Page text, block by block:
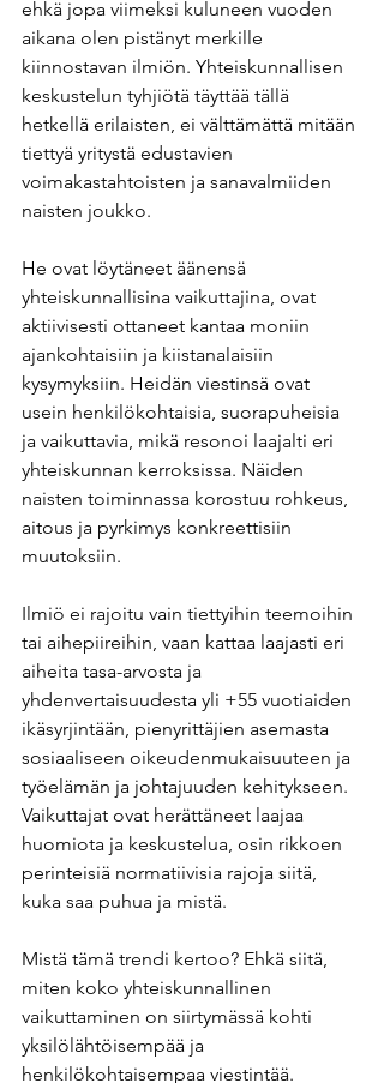
ehkä jopa viimeksi kuluneen vuoden
aikana olen pistänyt merkille
kiinnostavan ilmiön. Yhteiskunnallisen
keskustelun tyhjiötä täyttää tällä
hetkellä erilaisten, ei välttämättä mitään
tiettyä yritystä edustavien
voimakastahtoisten ja sanavalmiiden
naisten joukko.
He ovat löytäneet äänensä
yhteiskunnallisina vaikuttajina, ovat
aktiivisesti ottaneet kantaa moniin
ajankohtaisiin ja kiistanalaisiin
kysymyksiin. Heidän viestinsä ovat
usein henkilökohtaisia, suorapuheisia
ja vaikuttavia, mikä resonoi laajalti eri
yhteiskunnan kerroksissa. Näiden
naisten toiminnassa korostuu rohkeus,
aitous ja pyrkimys konkreettisiin
muutoksiin.
Ilmiö ei rajoitu vain tiettyihin teemoihin
tai aihepiireihin, vaan kattaa laajasti eri
aiheita tasa-arvosta ja
yhdenvertaisuudesta yli +55 vuotiaiden
ikäsyrjintään, pienyrittäjien asemasta
sosiaaliseen oikeudenmukaisuuteen ja
työelämän ja johtajuuden kehitykseen.
Vaikuttajat ovat herättäneet laajaa
huomiota ja keskustelua, osin rikkoen
perinteisiä normatiivisia rajoja siitä,
kuka saa puhua ja mistä.
Mistä tämä trendi kertoo? Ehkä siitä,
miten koko yhteiskunnallinen
vaikuttaminen on siirtymässä kohti
yksilölähtöisempää ja
henkilökohtaisempaa viestintää.